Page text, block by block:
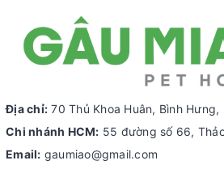
Địa chỉ: 70 Thủ Khoa Huân, Bình Hưng,
Chi nhánh HCM: 55 đường số 66,
Email: gaumiao@gmail.com